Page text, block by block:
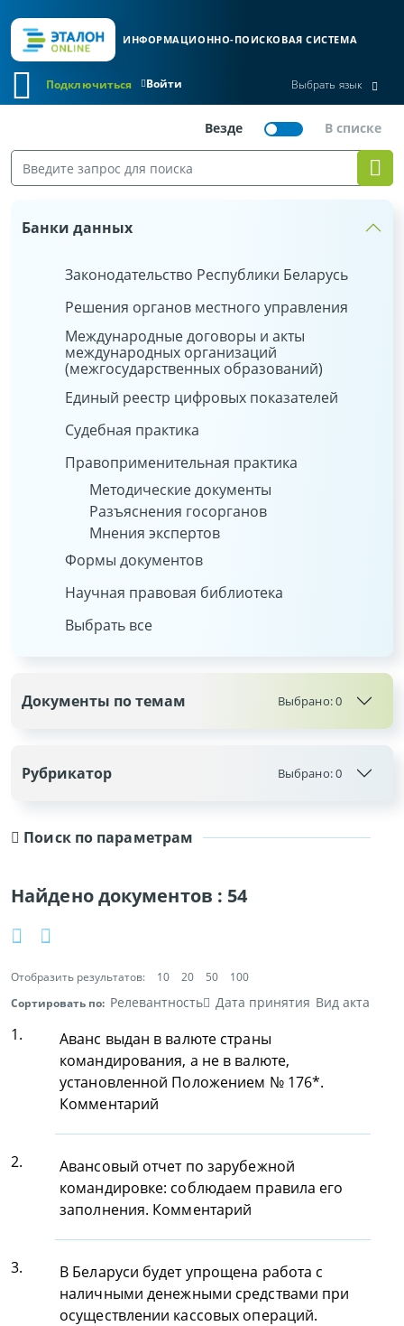
ИНФОРМАЦИОННО-ПОИСКОВАЯ СИСТЕМА
Войти
Подключиться Выбрать язык
Поиск по параметрам
Найдено документов : 54
Отобразить результатов: 10 20 50
100
Сортировать по: Релевантность Дата принятия Вид акта
1.
Аванс выдан в валюте страны
командирования, а не в валюте,
установленной Положением № 176*.
Комментарий
2.
Авансовый отчет по зарубежной
командировке: соблюдаем правила его
заполнения. Комментарий
3.
В Беларуси будет упрощена работа с
наличными денежными средствами при
осуществлении кассовых операций.
Банки данных
Законодательство Республики Беларусь
Решения органов местного управления
Международные договоры и акты
международных организаций
(межгосударственных образований)
Единый реестр цифровых показателей
Судебная практика
Правоприменительная практика
Методические документы
Разъяснения госорганов
Мнения экспертов
Формы документов
Научная правовая библиотека
Выбрать все
Документы по темам Выбрано:0
Рубрикатор Выбрано:0